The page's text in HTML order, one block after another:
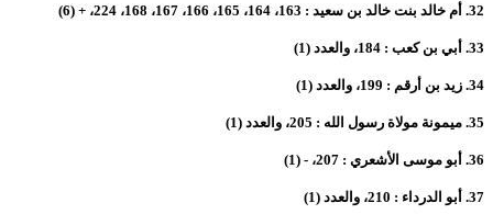
32. أم خالد بنت خالد بن سعيد : 163، 164، 165، 166، 167، 168، 224، + (6)
33. أبي بن كعب : 184، والعدد (1)
34. زيد بن أرقم : 199، والعدد (1)
35. ميمونة مولاة رسول الله : 205، والعدد (1)
36. أبو موسى الأشعري : 207، - (1)
37. أبو الدرداء : 210، والعدد (1)